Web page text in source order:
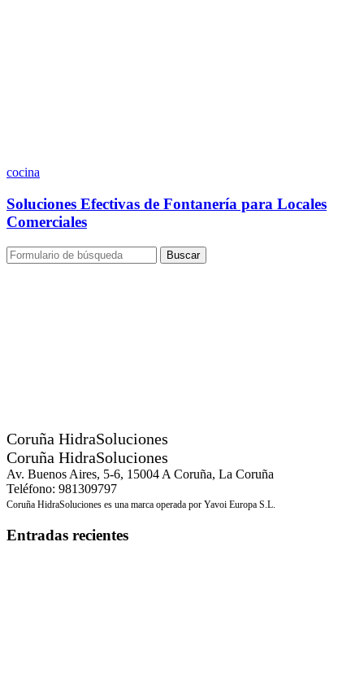
cocina
Soluciones Efectivas de Fontanería para Locales
Comerciales
Buscar
Coruña HidraSoluciones
Coruña HidraSoluciones
Av. Buenos Aires, 5-6, 15004 A Coruña, La Coruña
Teléfono: 981309797
Coruña HidraSoluciones es una marca operada por Yavoi Europa S.L.
Entradas recientes